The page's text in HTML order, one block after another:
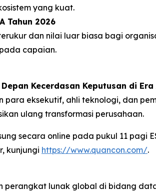
yang kuat.
Tahun 2026
dan nilai luar biasa bagi
capaian.
Kecerdasan Keputusan di
para eksekutif, ahli teknologi, dan
ulang transformasi perusahaan.
secara online pada pukul 11 pagi
kunjungi https://www.quancon.com/.
perangkat lunak global di bidang